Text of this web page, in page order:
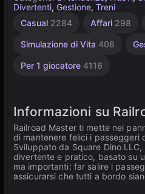
Divertenti, Gestione, Treni
Casual 2284 Affari 298
Simulazione di Vita 408
Per 1 giocatore 4116
Informazioni su
Railroad Master ti mette nei
di mantenere felici i passeggeri
Sviluppato da Square Dino
divertente e pratico, basato su
ma importanti: far salire i
assicurarsi che tutti a bordo